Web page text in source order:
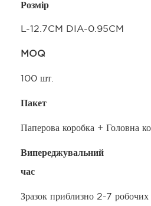
Розмір
L-12.7CM DIA-0.95CM
MOQ
100 шт.
Пакет
Паперова коробка + Головна
Випереджувальний
час
Зразок приблизно 2-7